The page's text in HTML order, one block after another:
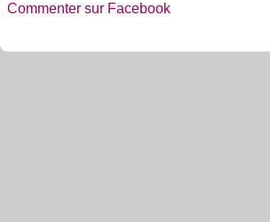
Commenter sur Facebook